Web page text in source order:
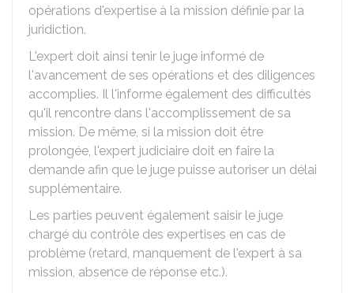
opérations d'expertise à la mission définie par la
juridiction.
L'expert doit ainsi tenir le juge informé de
l'avancement de ses opérations et des diligences
accomplies. Il l'informe également des difficultés
qu'il rencontre dans l'accomplissement de sa
mission. De même, si la mission doit être
prolongée, l'expert judiciaire doit en faire la
demande afin que le juge puisse autoriser un délai
supplémentaire.
Les parties peuvent également saisir le juge
chargé du contrôle des expertises en cas de
problème (retard, manquement de l'expert à sa
mission, absence de réponse etc.).